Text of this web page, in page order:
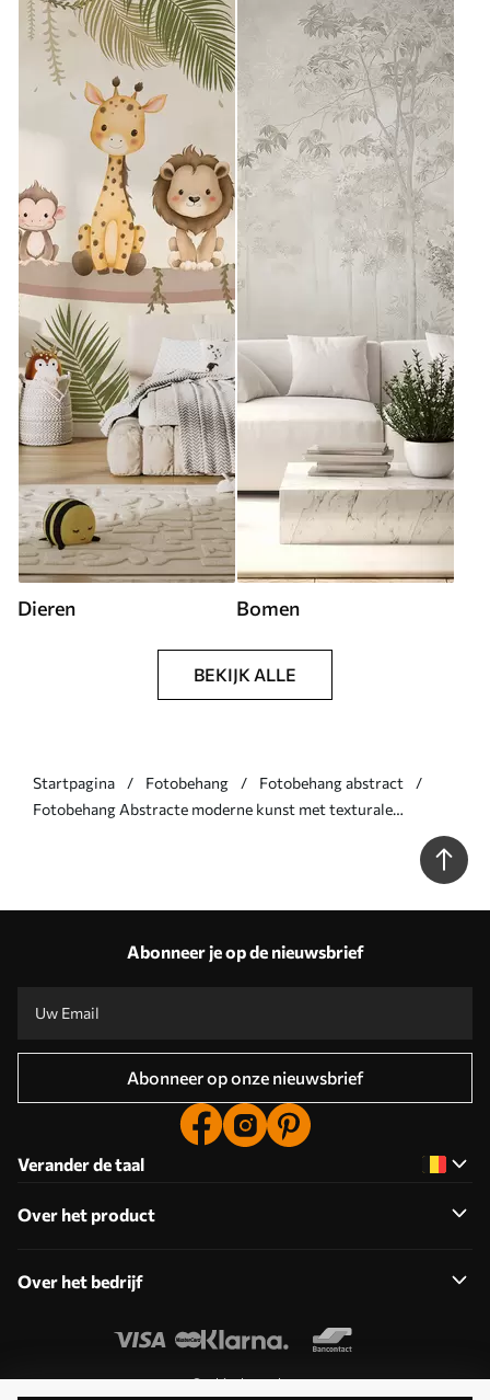
Dieren Bomen
BEKIJK ALLE
Startpagina Fotobehang
Fotobehang abstract
Fotobehang Abstracte moderne kunst met texturale
Abonneer je op de nieuwsbrief
Abonneer op onze nieuwsbrief
Verander de taal
Over het product
Over het bedrijf
Cookies bewerken